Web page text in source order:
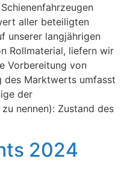
aller beteiligten
unserer langjährigen
Rollmaterial, liefern wir
Vorbereitung von
des Marktwerts umfasst
der
nennen): Zustand des
2024